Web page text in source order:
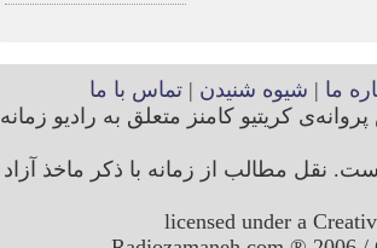
ما | شیوه شنیدن |تماس با ما
کریتیو کامنز متعلق به رادیو زمانه
نقل مطالب از زمانه با ذکر ماخذ آزاد
licensed under a